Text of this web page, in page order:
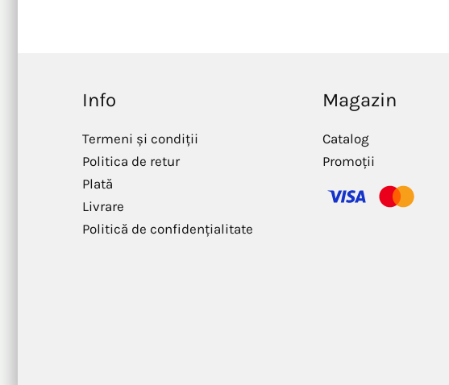
Info
Termeni și condiții
Politica de retur
Plată
Livrare
Politică de confidențialitate
Magazin
Catalog
Promoții